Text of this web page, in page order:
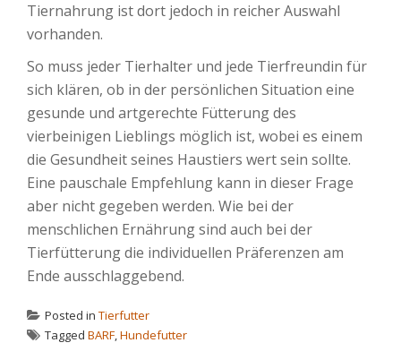
Tiernahrung ist dort jedoch in reicher Auswahl
vorhanden.
So muss jeder Tierhalter und jede Tierfreundin für
sich klären, ob in der persönlichen Situation eine
gesunde und artgerechte Fütterung des
vierbeinigen Lieblings möglich ist, wobei es einem
die Gesundheit seines Haustiers wert sein sollte.
Eine pauschale Empfehlung kann in dieser Frage
aber nicht gegeben werden. Wie bei der
menschlichen Ernährung sind auch bei der
Tierfütterung die individuellen Präferenzen am
Ende ausschlaggebend.
Posted in Tierfutter
Tagged BARF,Hundefutter